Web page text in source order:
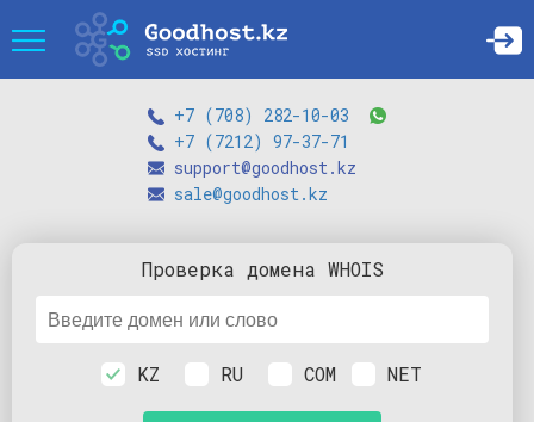
+7 (708) 282-10-03
+7 (7212) 97-37-71
support@goodhost.kz
sale@goodhost.kz
Проверка домена WHOIS
KZ RU COM NET